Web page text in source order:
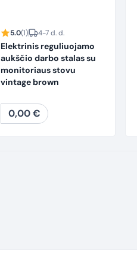
5.0(1) 4-7 d. d.
Elektrinis reguliuojamo
aukščio darbo stalas su
monitoriaus stovu
vintage brown
0,00€